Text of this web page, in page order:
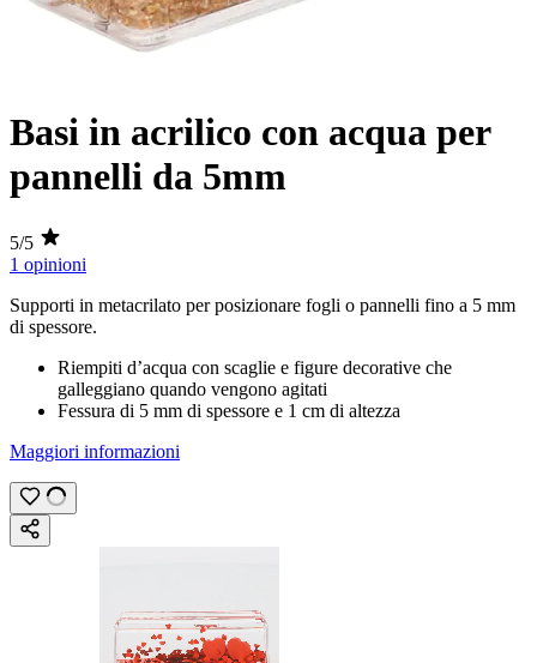
Basi in acrilico con acqua per
pannelli da 5mm
5/5
1 opinioni
Supporti in metacrilato per posizionare fogli o pannelli fino a 5 mm
di spessore.
Riempiti d’acqua con scaglie e figure decorative che
galleggiano quando vengono agitati
Fessura di 5 mm di spessore e 1 cm di altezza
Maggiori informazioni